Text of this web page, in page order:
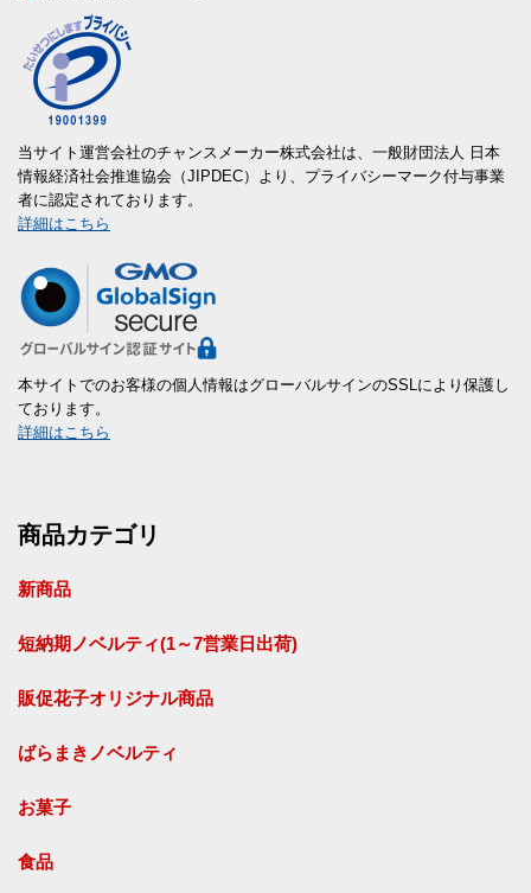
当サイト運営会社のチャンスメーカー株式会社は、一般財団法人 日本
情報経済社会推進協会（JIPDEC）より、プライバシーマーク付与事業
者に認定されております。
詳細はこちら
本サイトでのお客様の個人情報はグローバルサインのSSLにより保護し
ております。
詳細はこちら
商品カテゴリ
新商品
短納期ノベルティ(1～7営業日出荷)
販促花子オリジナル商品
ばらまきノベルティ
お菓子
食品